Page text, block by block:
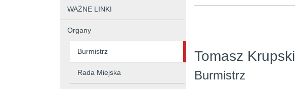
WAŻNE LINKI
Organy
Burmistrz
Rada Miejska
Tomasz Krupski
Burmistrz